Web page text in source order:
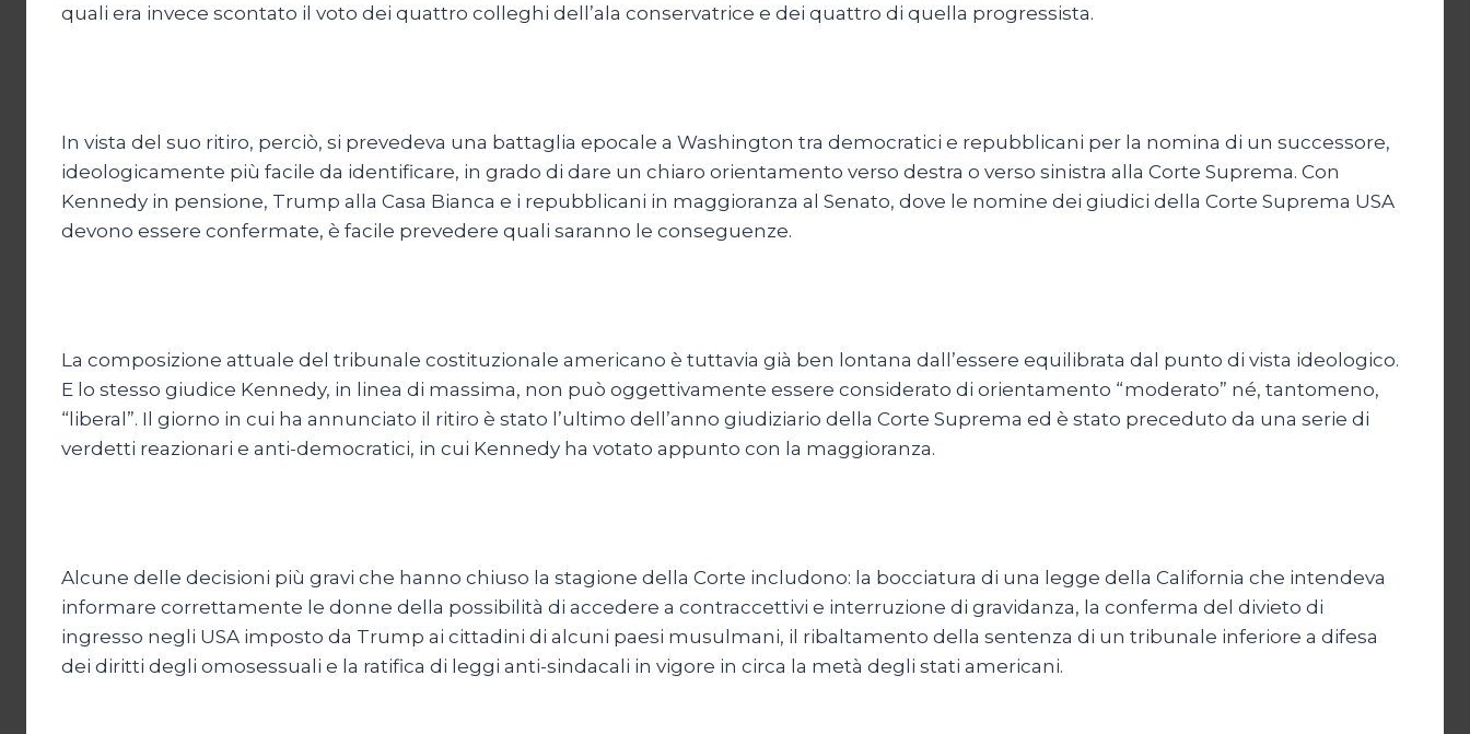
quali era invece scontato il voto dei quattro colleghi dell’ala conservatrice e dei quattro di quella progressista.
In vista del suo ritiro, perciò, si prevedeva una battaglia epocale a Washington tra democratici e repubblicani per la nomina di un successore,
ideologicamente più facile da identificare, in grado di dare un chiaro orientamento verso destra o verso sinistra alla Corte Suprema. Con
Kennedy in pensione, Trump alla Casa Bianca e i repubblicani in maggioranza al Senato, dove le nomine dei giudici della Corte Suprema USA
devono essere confermate, è facile prevedere quali saranno le conseguenze.
La composizione attuale del tribunale costituzionale americano è tuttavia già ben lontana dall’essere equilibrata dal punto di vista ideologico.
E lo stesso giudice Kennedy, in linea di massima, non può oggettivamente essere considerato di orientamento “moderato” né, tantomeno,
“liberal”. Il giorno in cui ha annunciato il ritiro è stato l’ultimo dell’anno giudiziario della Corte Suprema ed è stato preceduto da una serie di
verdetti reazionari e anti-democratici, in cui Kennedy ha votato appunto con la maggioranza.
Alcune delle decisioni più gravi che hanno chiuso la stagione della Corte includono: la bocciatura di una legge della California che intendeva
informare correttamente le donne della possibilità di accedere a contraccettivi e interruzione di gravidanza, la conferma del divieto di
ingresso negli USA imposto da Trump ai cittadini di alcuni paesi musulmani, il ribaltamento della sentenza di un tribunale inferiore a difesa
dei diritti degli omosessuali e la ratifica di leggi anti-sindacali in vigore in circa la metà degli stati americani.